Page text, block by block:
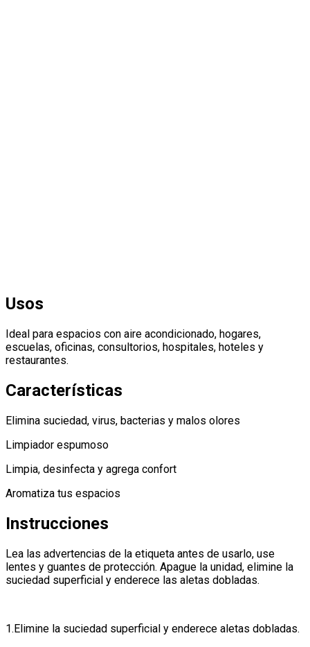
Usos
Ideal para espacios con aire acondicionado, hogares,
escuelas, oficinas, consultorios, hospitales, hoteles y
restaurantes.
Características
Elimina suciedad, virus, bacterias y malos olores
Limpiador espumoso
Limpia, desinfecta y agrega confort
Aromatiza tus espacios
Instrucciones
Lea las advertencias de la etiqueta antes de usarlo, use
lentes y guantes de protección. Apague la unidad, elimine la
suciedad superficial y enderece las aletas dobladas.
1.Elimine la suciedad superficial y enderece aletas dobladas.